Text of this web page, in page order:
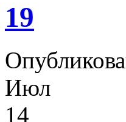
19
Июл
14